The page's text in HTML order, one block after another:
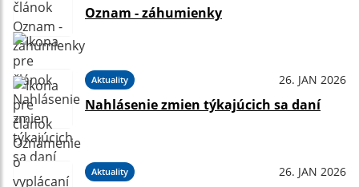
Oznam - záhumienky
Aktuality 26. JAN 2026
Nahlásenie zmien týkajúcich sa daní
Aktuality 26. JAN 2026